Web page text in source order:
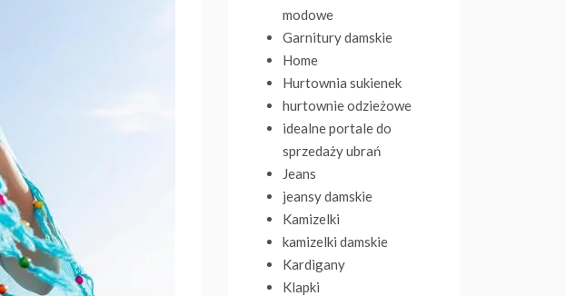
modowe
Garnitury damskie
Home
Hurtownia sukienek
hurtownie odzieżowe
idealne portale do
sprzedaży ubrań
Jeans
jeansy damskie
Kamizelki
kamizelki damskie
Kardigany
Klapki